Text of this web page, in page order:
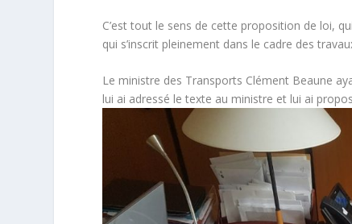
C’est tout le sens de cette proposition de loi,
qui s’inscrit pleinement dans le cadre des
Le ministre des Transports Clément Beaune
lui ai adressé le texte au ministre et lui ai